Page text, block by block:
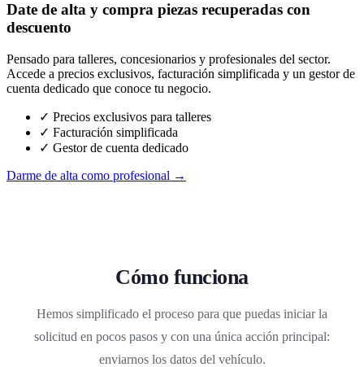
Date de alta y compra piezas recuperadas con
descuento
Pensado para talleres, concesionarios y profesionales del sector.
Accede a precios exclusivos, facturación simplificada y un gestor de
cuenta dedicado que conoce tu negocio.
✓ Precios exclusivos para talleres
✓ Facturación simplificada
✓ Gestor de cuenta dedicado
Darme de alta como profesional →
Cómo funciona
Hemos simplificado el proceso para que puedas iniciar la
solicitud en pocos pasos y con una única acción principal:
enviarnos los datos del vehículo.